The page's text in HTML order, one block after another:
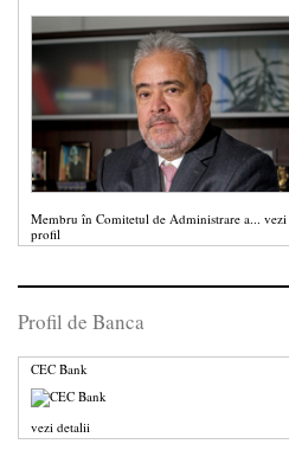
Membru în Comitetul de Administrare a... vezi
profil
Profil de Banca
CEC Bank
vezi detalii